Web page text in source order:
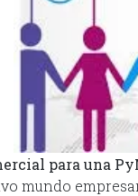
para una
mundo